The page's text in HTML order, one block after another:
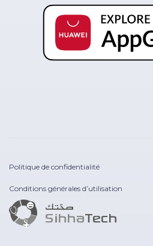
Politique de confidentialité
Conditions générales d’utilisation